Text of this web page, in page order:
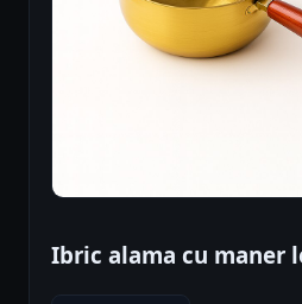
Ibric alama cu maner